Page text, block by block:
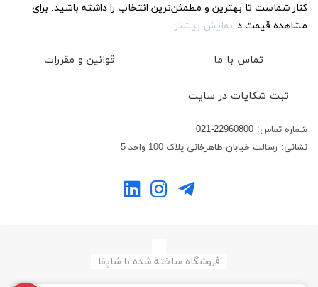
کنار شماست تا بهترین و مطمئن‌ترین انتخاب را داشته باشید. برای
مشاهده قیمت د نمایش بیشتر
تماس با ما قوانین و مقررات
ثبت شکایات در سایت
شماره تماس: 021-22960800
نشانی: رسالت خیابان طاهرخانی پلاک 100 واحد 5
فروشگاه ساخته شده با شاپفا